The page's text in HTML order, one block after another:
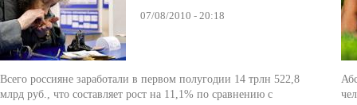
07/08/2010 - 20:18
Всего россияне заработали в первом полугодии 14 трлн 522,8
млрд руб., что составляет рост на 11,1% по сравнению с